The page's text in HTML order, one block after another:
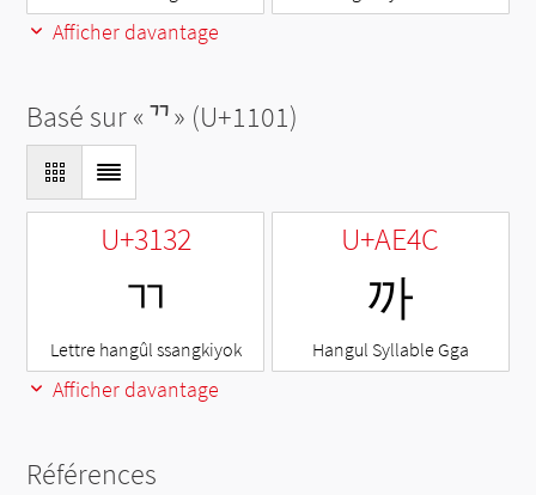
Afficher davantage
Basé sur «ᄁ» (U+1101)
U+3132
ㄲ
Lettre hangûl ssangkiyok
U+AE4C
까
Hangul Syllable Gga
Afficher davantage
Références